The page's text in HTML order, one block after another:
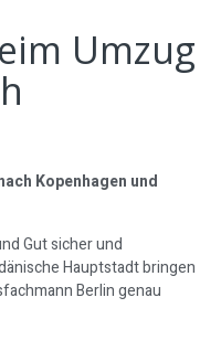
Umzug
Kopenhagen und
Gut sicher und
Hauptstadt bringen
Berlin genau